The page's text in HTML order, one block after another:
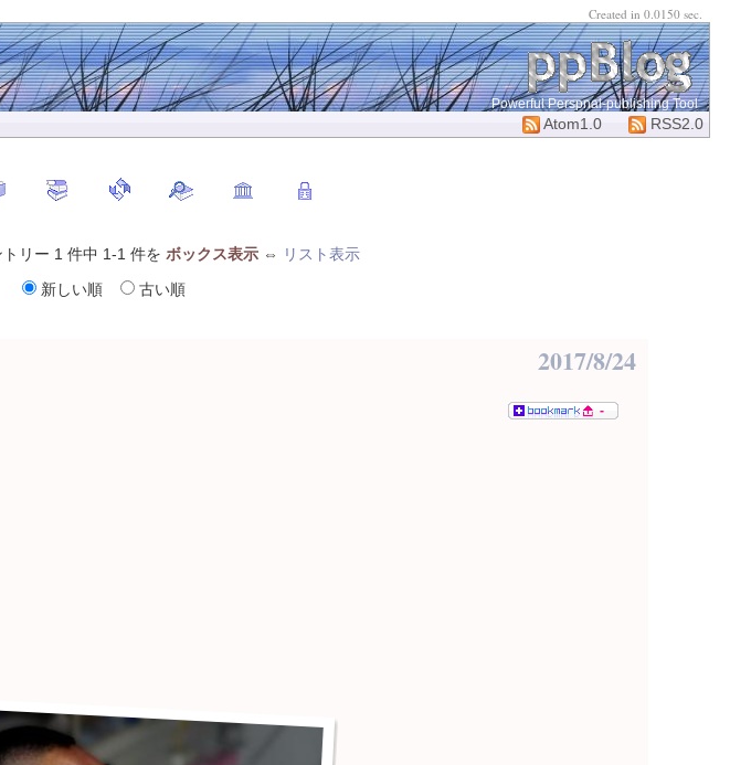
Powerful Perspnal-publishing Tool
RSS2.0
Atom1.0
リー 1 件中 1-1 件を ボックス表示⇔
リスト表示
新しい順
古い順
2017/8/24
-
Created in 0.0150 sec.